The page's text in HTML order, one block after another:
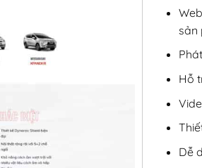
sản
Hỗ
Dễ